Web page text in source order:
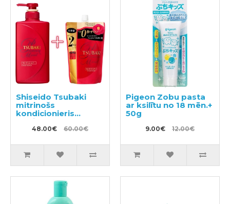
Shiseido Tsubaki
mitrinošs
kondicionieris
matiem 490ml +
pildviela 660ml
48.00€ 60.00€
Pigeon Zobu pasta
ar ksilītu no 18 mēn.+
50g
9.00€ 12.00€